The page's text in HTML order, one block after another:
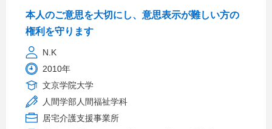
本人のご意思を大切にし、意思表示が難しい方の
権利を守ります
N.K
2010年
文京学院大学
人間学部人間福祉学科
居宅介護支援事業所